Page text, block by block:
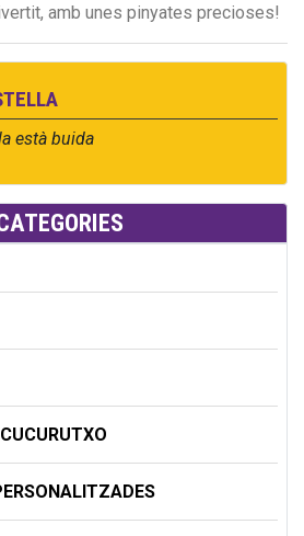
amb unes pinyates precioses!
està buida